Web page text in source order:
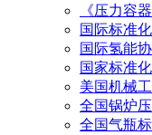
《压力容
国际标准
国际氢能
国家标准
美国机械
全国锅炉
全国气瓶